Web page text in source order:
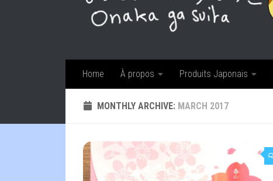
Home À propos Produits Japonais
MONTHLY ARCHIVE: MARCH 2017